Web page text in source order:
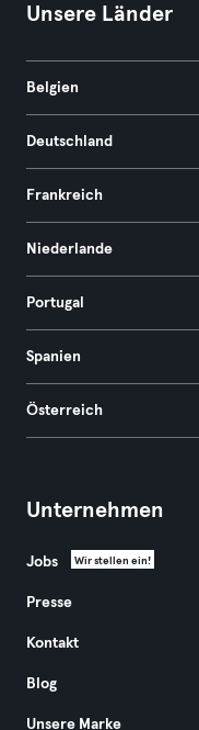
Unsere Länder
Belgien
Deutschland
Frankreich
Niederlande
Portugal
Spanien
Österreich
Unternehmen
Jobs Wir stellen ein!
Presse
Kontakt
Blog
Unsere Marke